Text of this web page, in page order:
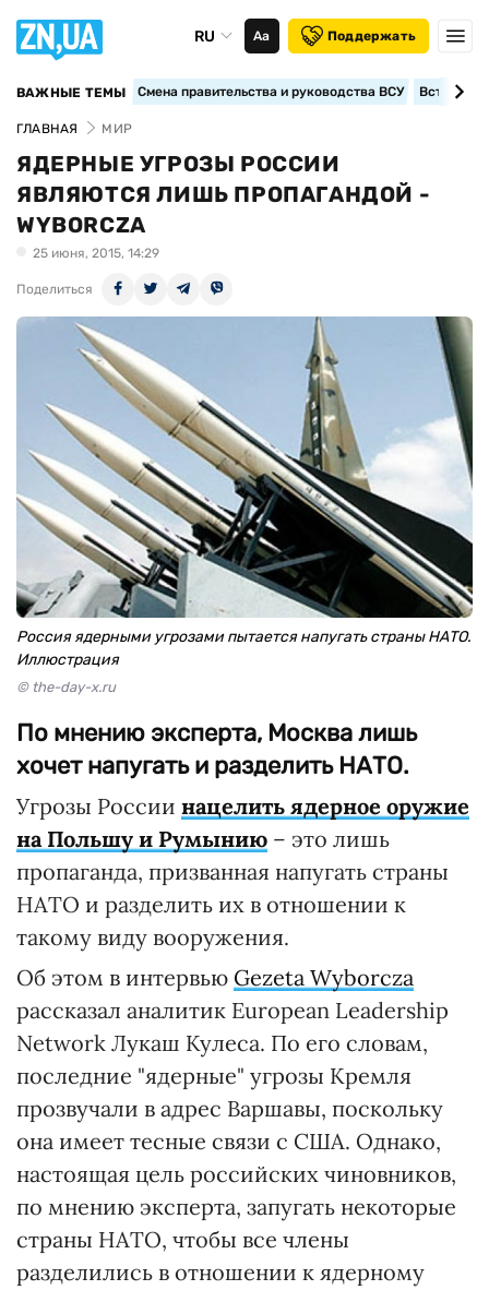
RU Аа Поддержать
ВАЖНЫЕ ТЕМЫ Смена правительства и руководства ВСУ
ГЛАВНАЯ МИР
ЯДЕРНЫЕ УГРОЗЫ РОССИИ
ЯВЛЯЮТСЯ ЛИШЬ ПРОПАГАНДОЙ -
WYBORCZA
25 июня, 2015, 14:29
Поделиться
Россия ядерными угрозами пытается напугать страны НАТО.
Иллюстрация
© the-day-x.ru
По мнению эксперта, Москва лишь
хочет напугать и разделить НАТО.
Угрозы России нацелить ядерное оружие
на Польшу и Румынию – это лишь
пропаганда, призванная напугать страны
НАТО и разделить их в отношении к
такому виду вооружения.
Об этом в интервью Gezeta Wyborcza
рассказал аналитик European Leadership
Network Лукаш Кулеса. По его словам,
последние "ядерные" угрозы Кремля
прозвучали в адрес Варшавы, поскольку
она имеет тесные связи с США. Однако,
настоящая цель российских чиновников,
по мнению эксперта, запугать некоторые
страны НАТО, чтобы все члены
разделились в отношении к ядерному